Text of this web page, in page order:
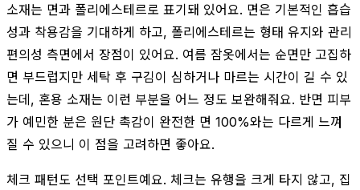
소재는 면과 폴리에스테르로 표기돼 있어요. 면은 기본적인 흡습
성과 착용감을 기대하게 하고, 폴리에스테르는 형태 유지와 관리
편의성 측면에서 장점이 있어요. 여름 잠옷에서는 순면만 고집하
면 부드럽지만 세탁 후 구김이 심하거나 마르는 시간이 길 수 있
는데, 혼용 소재는 이런 부분을 어느 정도 보완해줘요. 반면 피부
가 예민한 분은 원단 촉감이 완전한 면 100%와는 다르게 느껴
질 수 있으니 이 점을 고려하면 좋아요.
체크 패턴도 선택 포인트예요. 체크는 유행을 크게 타지 않고, 집